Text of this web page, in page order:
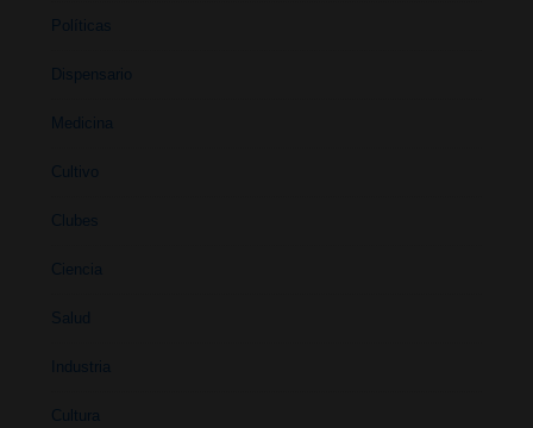
Políticas
Dispensario
Medicina
Cultivo
Clubes
Ciencia
Salud
Industria
Cultura